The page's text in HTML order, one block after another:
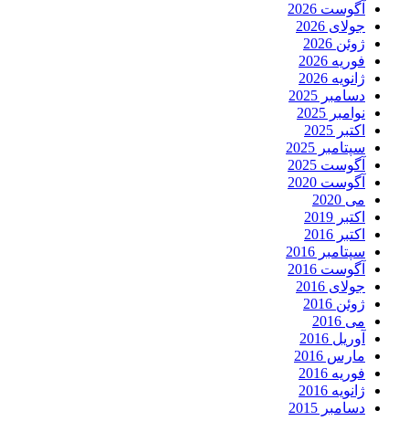
آگوست 2026
جولای 2026
ژوئن 2026
فوریه 2026
ژانویه 2026
دسامبر 2025
نوامبر 2025
اکتبر 2025
سپتامبر 2025
آگوست 2025
آگوست 2020
می 2020
اکتبر 2019
اکتبر 2016
سپتامبر 2016
آگوست 2016
جولای 2016
ژوئن 2016
می 2016
آوریل 2016
مارس 2016
فوریه 2016
ژانویه 2016
دسامبر 2015